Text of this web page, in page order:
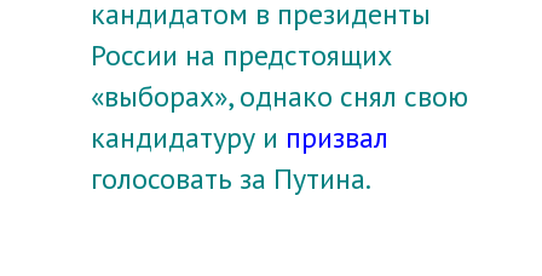
кандидатом в президенты
России на предстоящих
«выборах», однако снял свою
кандидатуру и призвал
голосовать за Путина.